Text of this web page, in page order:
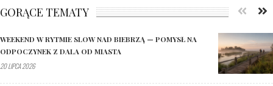
GORĄCE TEMATY
WEEKEND W RYTMIE SLOW NAD BIEBRZĄ — POMYSŁ NA
ODPOCZYNEK Z DALA OD MIASTA
20 LIPCA 2026